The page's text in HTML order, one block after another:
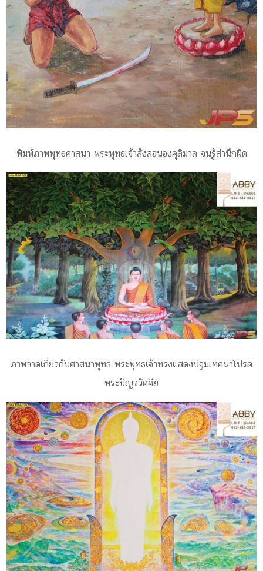
พิมพ์ภาพพุทธศาสนา พระพุทธเจ้าสั่งสอนองคุลิมาล จนรู้สำนึกผิด
ภาพวาดเกี่ยวกับศาสนาพุทธ พระพุทธเจ้าทรงแสดงปฐมเทศนาโปรด
พระปัญจวัคคีย์